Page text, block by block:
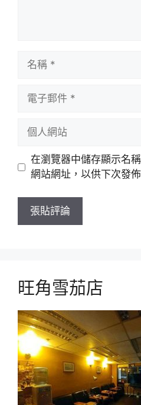
站
在瀏覽器中儲存顯示名
網站網址，以供下次發
旺角雪茄店